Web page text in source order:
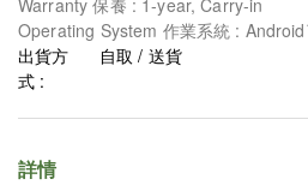
Warranty 保養 : 1-year, Carry-in
Operating System 作業系統 :
出貨方
式 :
自取 / 送貨
詳情